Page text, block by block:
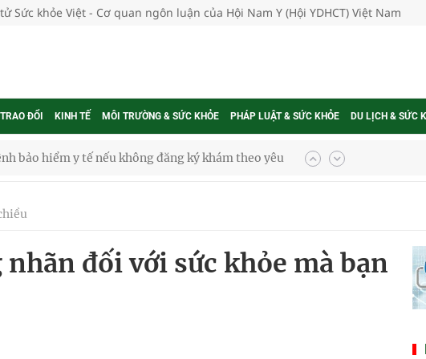
Sức khỏe Việt - Cơ quan ngôn luận của Hội Nam Y (Hội YDHCT) Việt Nam
ĐỔI KINH TẾ MÔI TRƯỜNG & SỨC KHỎE PHÁP LUẬT & SỨC KHỎE DU LỊCH & SỨC
lại khai thác vào ngày 19/8
tăng cường chống hàng giả và gian lận thương
đối với sức khỏe mà bạn